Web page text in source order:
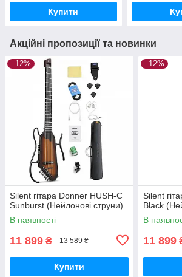
Купити
Акційні пропозиції та новинки
–12%
Silent гітара Donner HUSH-C
Sunburst (Нейлонові струни)
В наявності
11 899 ₴ 13 589 ₴
Купити
–12%
Silent
Black
В
11 899